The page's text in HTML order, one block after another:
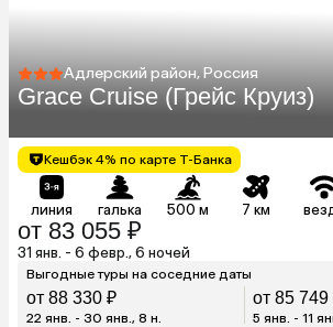
Адлерский район, Россия
Grace Cruise (Грейс Круиз)
Кешбэк 4% по карте Т-Банка
линия галька 500 м 7 км
от 83 055 ₽
31 янв. - 6 февр., 6 ночей
Выгодные туры на соседние даты
от 88 330 ₽
22 янв. - 30 янв., 8 н.
от 85 749
5 янв. - 11